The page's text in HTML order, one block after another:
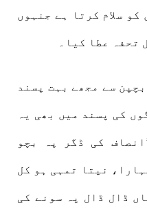
سلام کرتا ہے جنہوں
تحفہ عطا کیا۔
جو بچپن سے مجھے بہت پسند
کی پسند میں بھی یہ
کی ڈگر پہ بچو
نیتا تمہی ہو کل
1961)، ’جہاں ڈال ڈال پہ سونے کی